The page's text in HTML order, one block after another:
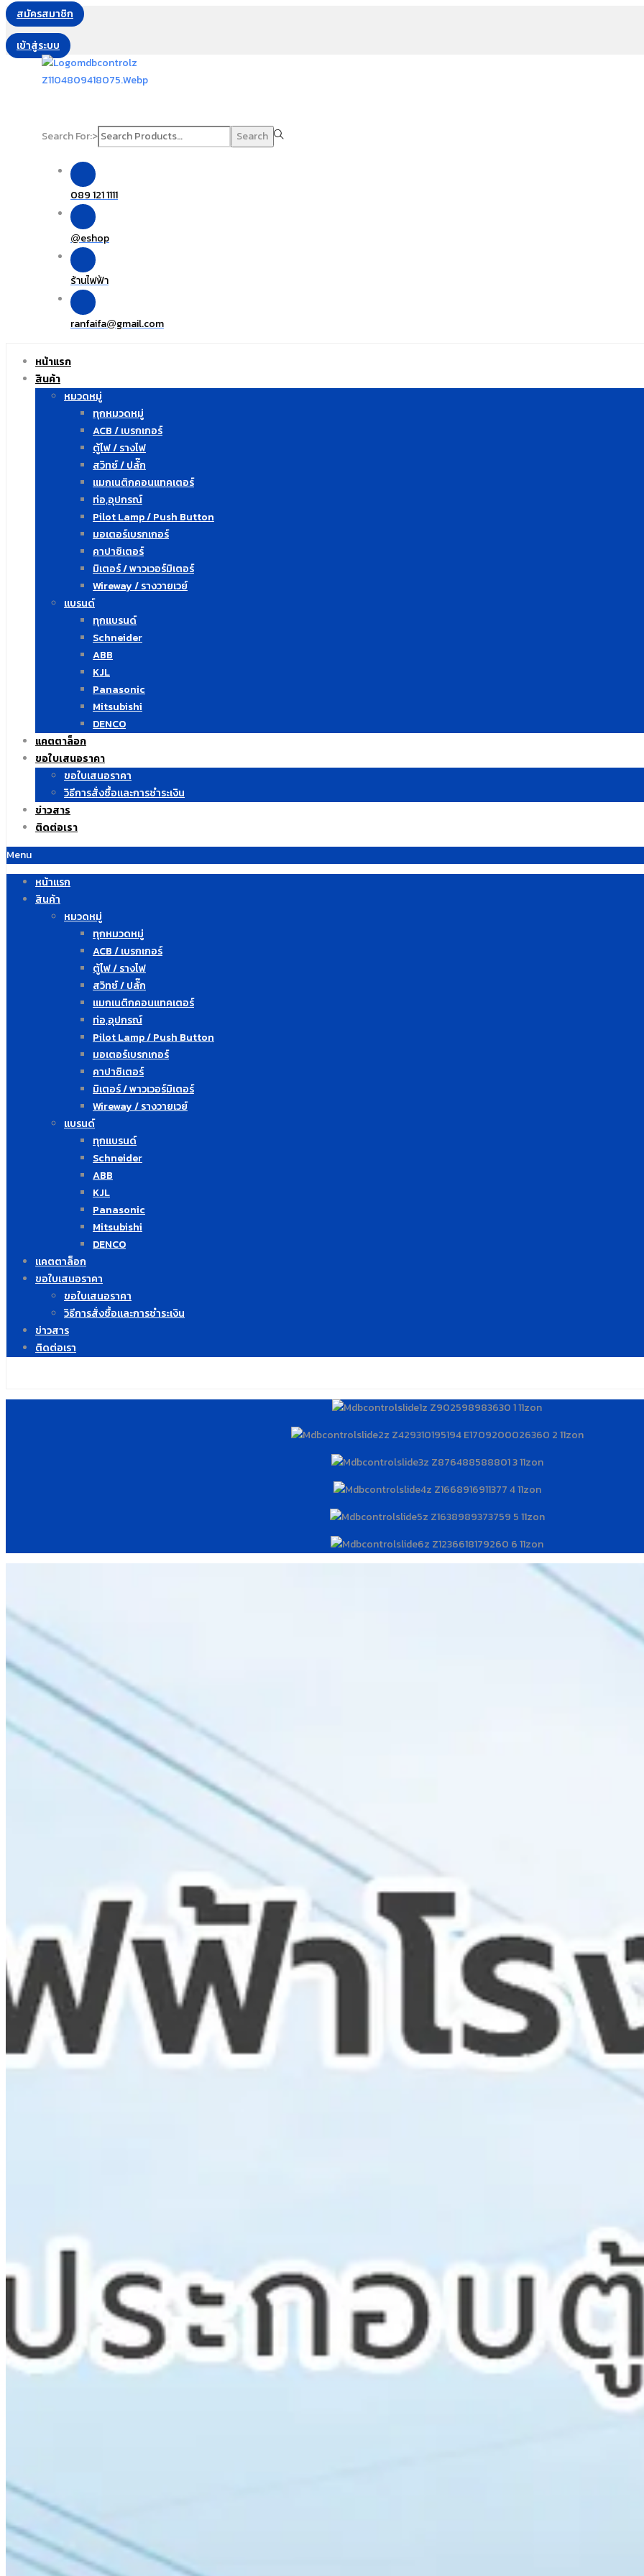
สมัครสมาชิก
เข้าสู่ระบบ
Search For:> Search
089 121 1111
@eshop
ร้านไฟฟ้า
ranfaifa@gmail.com
หน้าแรก
สินค้า
หมวดหมู่
ทุกหมวดหมู่
ACB / เบรกเกอร์
ตู้ไฟ / รางไฟ
สวิทซ์ / ปลั๊ก
แมกเนติกคอนแทคเตอร์
ท่อ,อุปกรณ์
Pilot Lamp / Push Button
มอเตอร์เบรกเกอร์
คาปาซิเตอร์
มิเตอร์ / พาวเวอร์มิเตอร์
Wireway / รางวายเวย์
แบรนด์
ทุกแบรนด์
Schneider
ABB
KJL
Panasonic
Mitsubishi
DENCO
แคตตาล็อก
ขอใบเสนอราคา
ขอใบเสนอราคา
วิธีการสั่งซื้อและการชำระเงิน
ข่าวสาร
ติดต่อเรา
Menu
หน้าแรก
สินค้า
หมวดหมู่
ทุกหมวดหมู่
ACB / เบรกเกอร์
ตู้ไฟ / รางไฟ
สวิทซ์ / ปลั๊ก
แมกเนติกคอนแทคเตอร์
ท่อ,อุปกรณ์
Pilot Lamp / Push Button
มอเตอร์เบรกเกอร์
คาปาซิเตอร์
มิเตอร์ / พาวเวอร์มิเตอร์
Wireway / รางวายเวย์
แบรนด์
ทุกแบรนด์
Schneider
ABB
KJL
Panasonic
Mitsubishi
DENCO
แคตตาล็อก
ขอใบเสนอราคา
ขอใบเสนอราคา
วิธีการสั่งซื้อและการชำระเงิน
ข่าวสาร
ติดต่อเรา